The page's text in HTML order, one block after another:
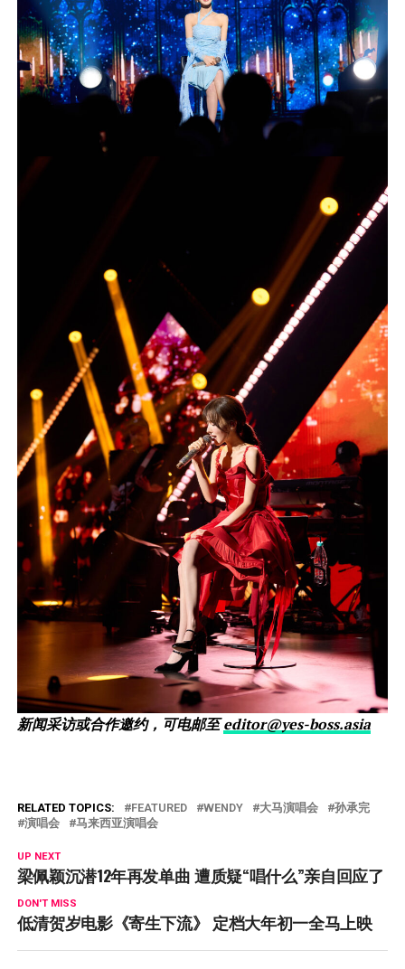
新闻采访或合作邀约，可电邮至editor@yes-boss.asia
RELATED TOPICS: FEATURED WENDY 大马演唱会
孙承完
演唱会
马来西亚演唱会
UP NEXT
梁佩颖沉潜12年再发单曲 遭质疑“唱什么”亲自回应了
DON'T MISS
低清贺岁电影《寄生下流》 定档大年初一全马上映